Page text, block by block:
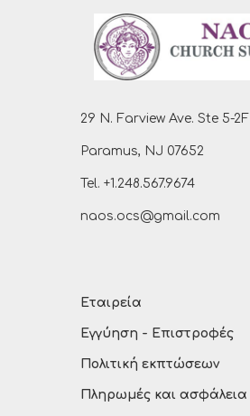
29 N. Farview Ave. Ste 5-2F
Paramus, NJ 07652
Tel. +1.248.567.9674
naos.ocs@gmail.com
Εταιρεία
Εγγύηση - Επιστροφές
Πολιτική εκπτώσεων
Πληρωμές και ασφάλεια